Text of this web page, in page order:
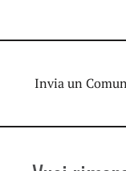
Invia un